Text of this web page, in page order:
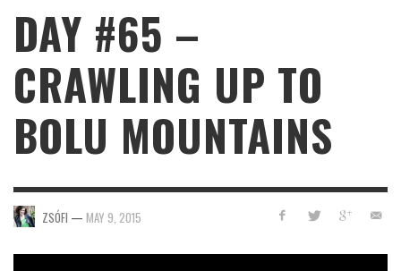
DAY #65 –
CRAWLING UP TO
BOLU MOUNTAINS
ZSÓFI — MAY 9, 2015